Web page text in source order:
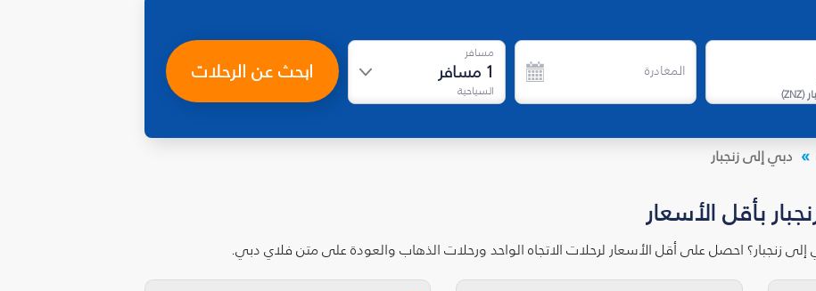
(
ZNZ
)
المغادرة
مسافر
1 مسافر
السياحية
ابحث عن الرحلات
دبي إلى زنجبار
بأقل الأسعار
زنجبار؟ احصل على أقل الأسعار لرحلات الاتجاه الواحد ورحلات الذهاب والعودة على متن فلاي دبي.